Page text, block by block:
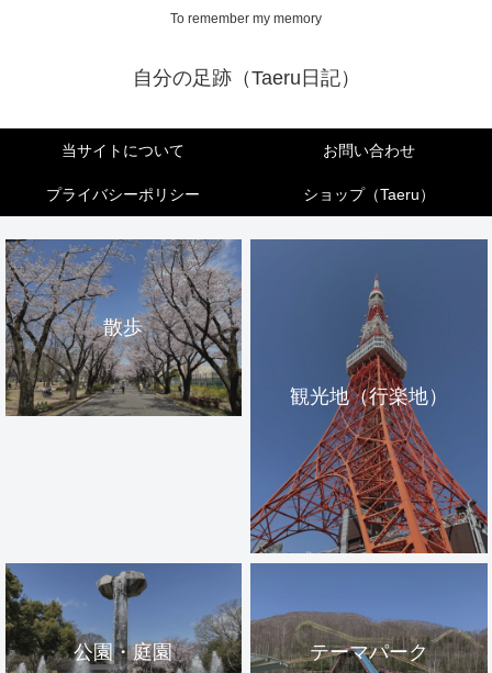
To remember my memory
自分の足跡（Taeru日記）
当サイトについて お問い合わせ
プライバシーポリシー ショップ（Taeru）
散歩
観光地（行楽地）
公園・庭園 テーマパーク